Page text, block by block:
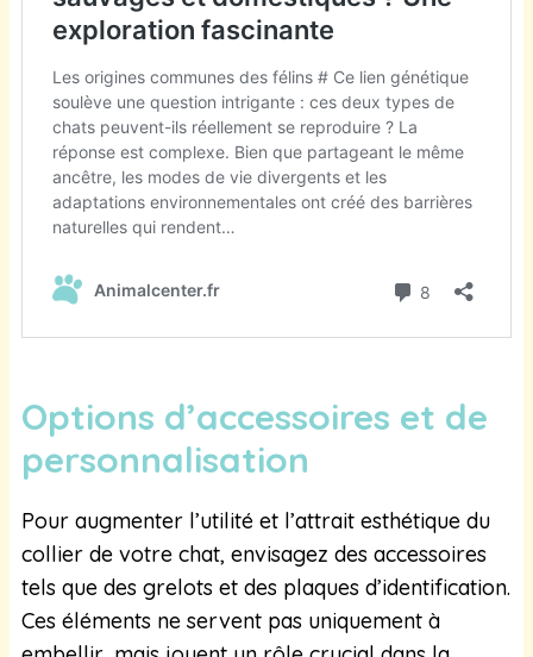
Options d’accessoires et de
personnalisation
Pour augmenter l’utilité et l’attrait esthétique du
collier de votre chat, envisagez des accessoires
tels que des grelots et des plaques d’identification.
Ces éléments ne servent pas uniquement à